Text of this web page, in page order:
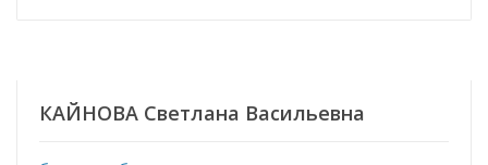
КАЙНОВА Светлана Васильевна